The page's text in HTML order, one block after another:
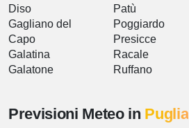
Diso
Gagliano del
Capo
Galatina
Galatone
Patù
Poggiardo
Presicce
Racale
Ruffano
Previsioni Meteo in Puglia